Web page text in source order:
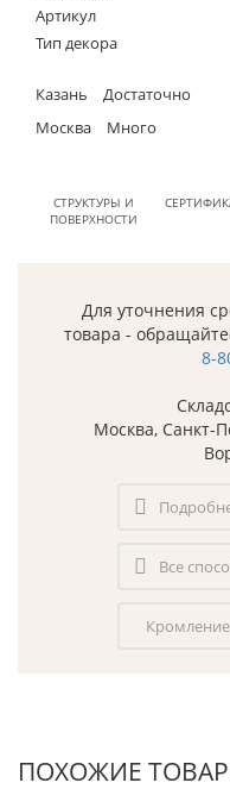
Артикул
Тип декора
Казань
Достаточно
Москва
Много
СТРУКТУРЫ И
ПОВЕРХНОСТИ
Для уточнения
товара -
8-
Москва, Санкт-
Все
ПОХОЖИЕ